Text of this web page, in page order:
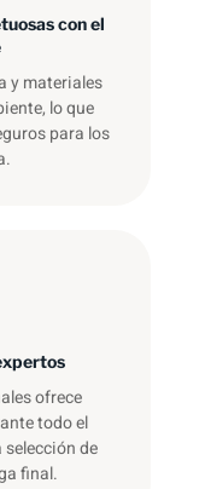
con el
y materiales
lo que
para los
ofrece
todo el
selección de
final.